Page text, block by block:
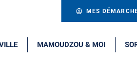
MES
MAMOUDZOU & MOI